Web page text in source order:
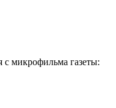
с микрофильма газеты: